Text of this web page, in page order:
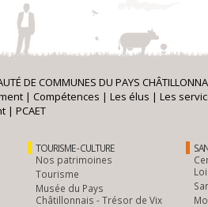
DE COMMUNES DU PAYS
| Compétences | Les élus | Les
| PCAET
TOURISME - CULTURE
Nos patrimoines
Tourisme
Musée du Pays
Châtillonnais - Trésor de Vix